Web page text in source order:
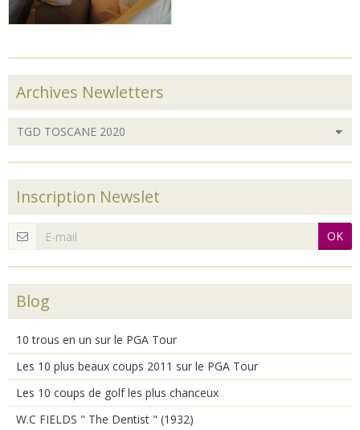
Archives Newletters
Inscription Newslet
OK
Blog
10 trous en un sur le PGA Tour
Les 10 plus beaux coups 2011 sur le PGA Tour
Les 10 coups de golf les plus chanceux
W.C FIELDS " The Dentist " (1932)